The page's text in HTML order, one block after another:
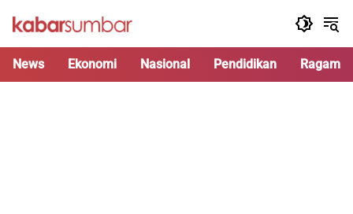
News Ekonomi Nasional Pendidikan Ragam